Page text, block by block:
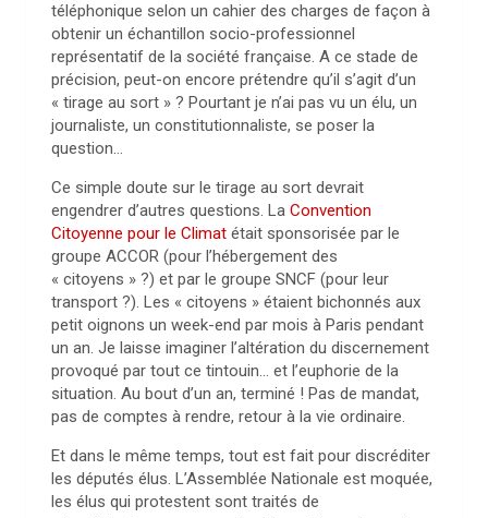
téléphonique selon un cahier des charges de façon à
obtenir un échantillon socio-professionnel
représentatif de la société française. A ce stade de
précision, peut-on encore prétendre qu’il s’agit d’un
« tirage au sort » ? Pourtant je n’ai pas vu un élu, un
journaliste, un constitutionnaliste, se poser la
question…
Ce simple doute sur le tirage au sort devrait
engendrer d’autres questions. La Convention
Citoyenne pour le Climat était sponsorisée par le
groupe ACCOR (pour l’hébergement des
« citoyens » ?) et par le groupe SNCF (pour leur
transport ?). Les « citoyens » étaient bichonnés aux
petit oignons un week-end par mois à Paris pendant
un an. Je laisse imaginer l’altération du discernement
provoqué par tout ce tintouin… et l’euphorie de la
situation. Au bout d’un an, terminé ! Pas de mandat,
pas de comptes à rendre, retour à la vie ordinaire.
Et dans le même temps, tout est fait pour discréditer
les députés élus. L’Assemblée Nationale est moquée,
les élus qui protestent sont traités de